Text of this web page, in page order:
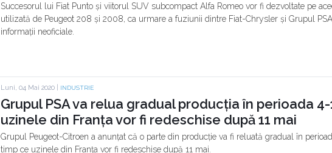
Succesorul lui Fiat Punto și viitorul SUV subcompact Alfa Romeo vor fi dezvoltate pe
utilizată de Peugeot 208 și 2008, ca urmare a fuziunii dintre Fiat-Chrysler și Grupul
informații neoficiale.
Luni, 04 Mai 2020 | INDUSTRIE
Grupul PSA va relua gradual producția în perioada 4-
uzinele din Franța vor fi redeschise după 11 mai
Grupul Peugeot-Citroen a anunțat că o parte din producție va fi reluată gradual în
timp ce uzinele din Franța vor fi redeschise după 11 mai.